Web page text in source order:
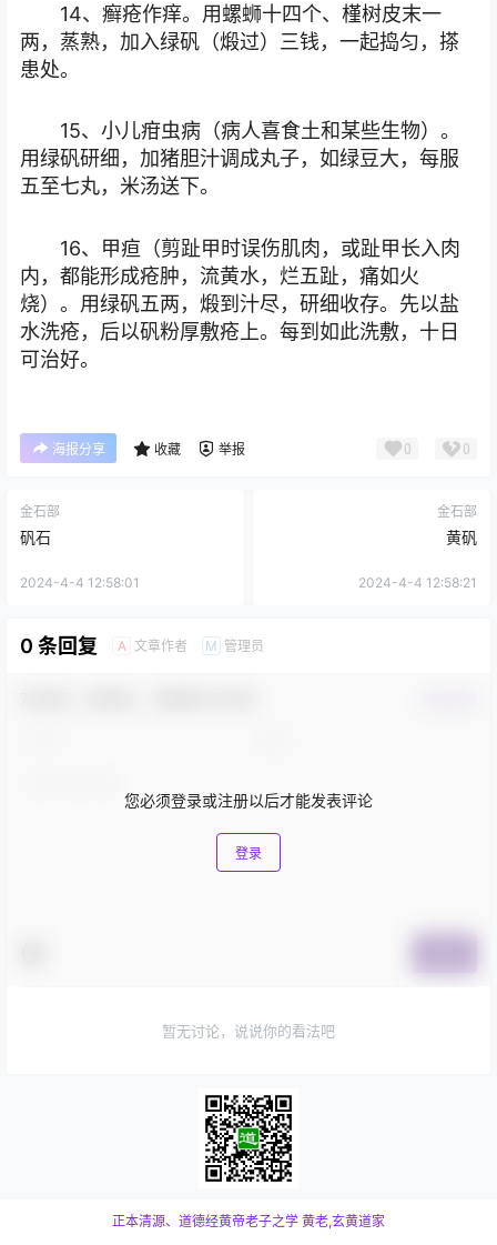
14、癣疮作痒。用螺蛳十四个、槿树皮末一
两，蒸熟，加入绿矾（煅过）三钱，一起捣匀，搽
患处。
15、小儿疳虫病（病人喜食土和某些生物）。
用绿矾研细，加猪胆汁调成丸子，如绿豆大，每服
五至七丸，米汤送下。
16、甲疸（剪趾甲时误伤肌肉，或趾甲长入肉
内，都能形成疮肿，流黄水，烂五趾，痛如火
烧）。用绿矾五两，煅到汁尽，研细收存。先以盐
水洗疮，后以矾粉厚敷疮上。每到如此洗敷，十日
可治好。
海报分享 收藏 举报 0 0
金石部
矾石
2024-4-4 12:58:01
金石部
黄矾
2024-4-4 12:58:21
0 条回复 A 文章作者 M 管理员
您必须登录或注册以后才能发表评论
登录
暂无讨论，说说你的看法吧
正本清源、道德经黄帝老子之学 黄老,玄黄道家